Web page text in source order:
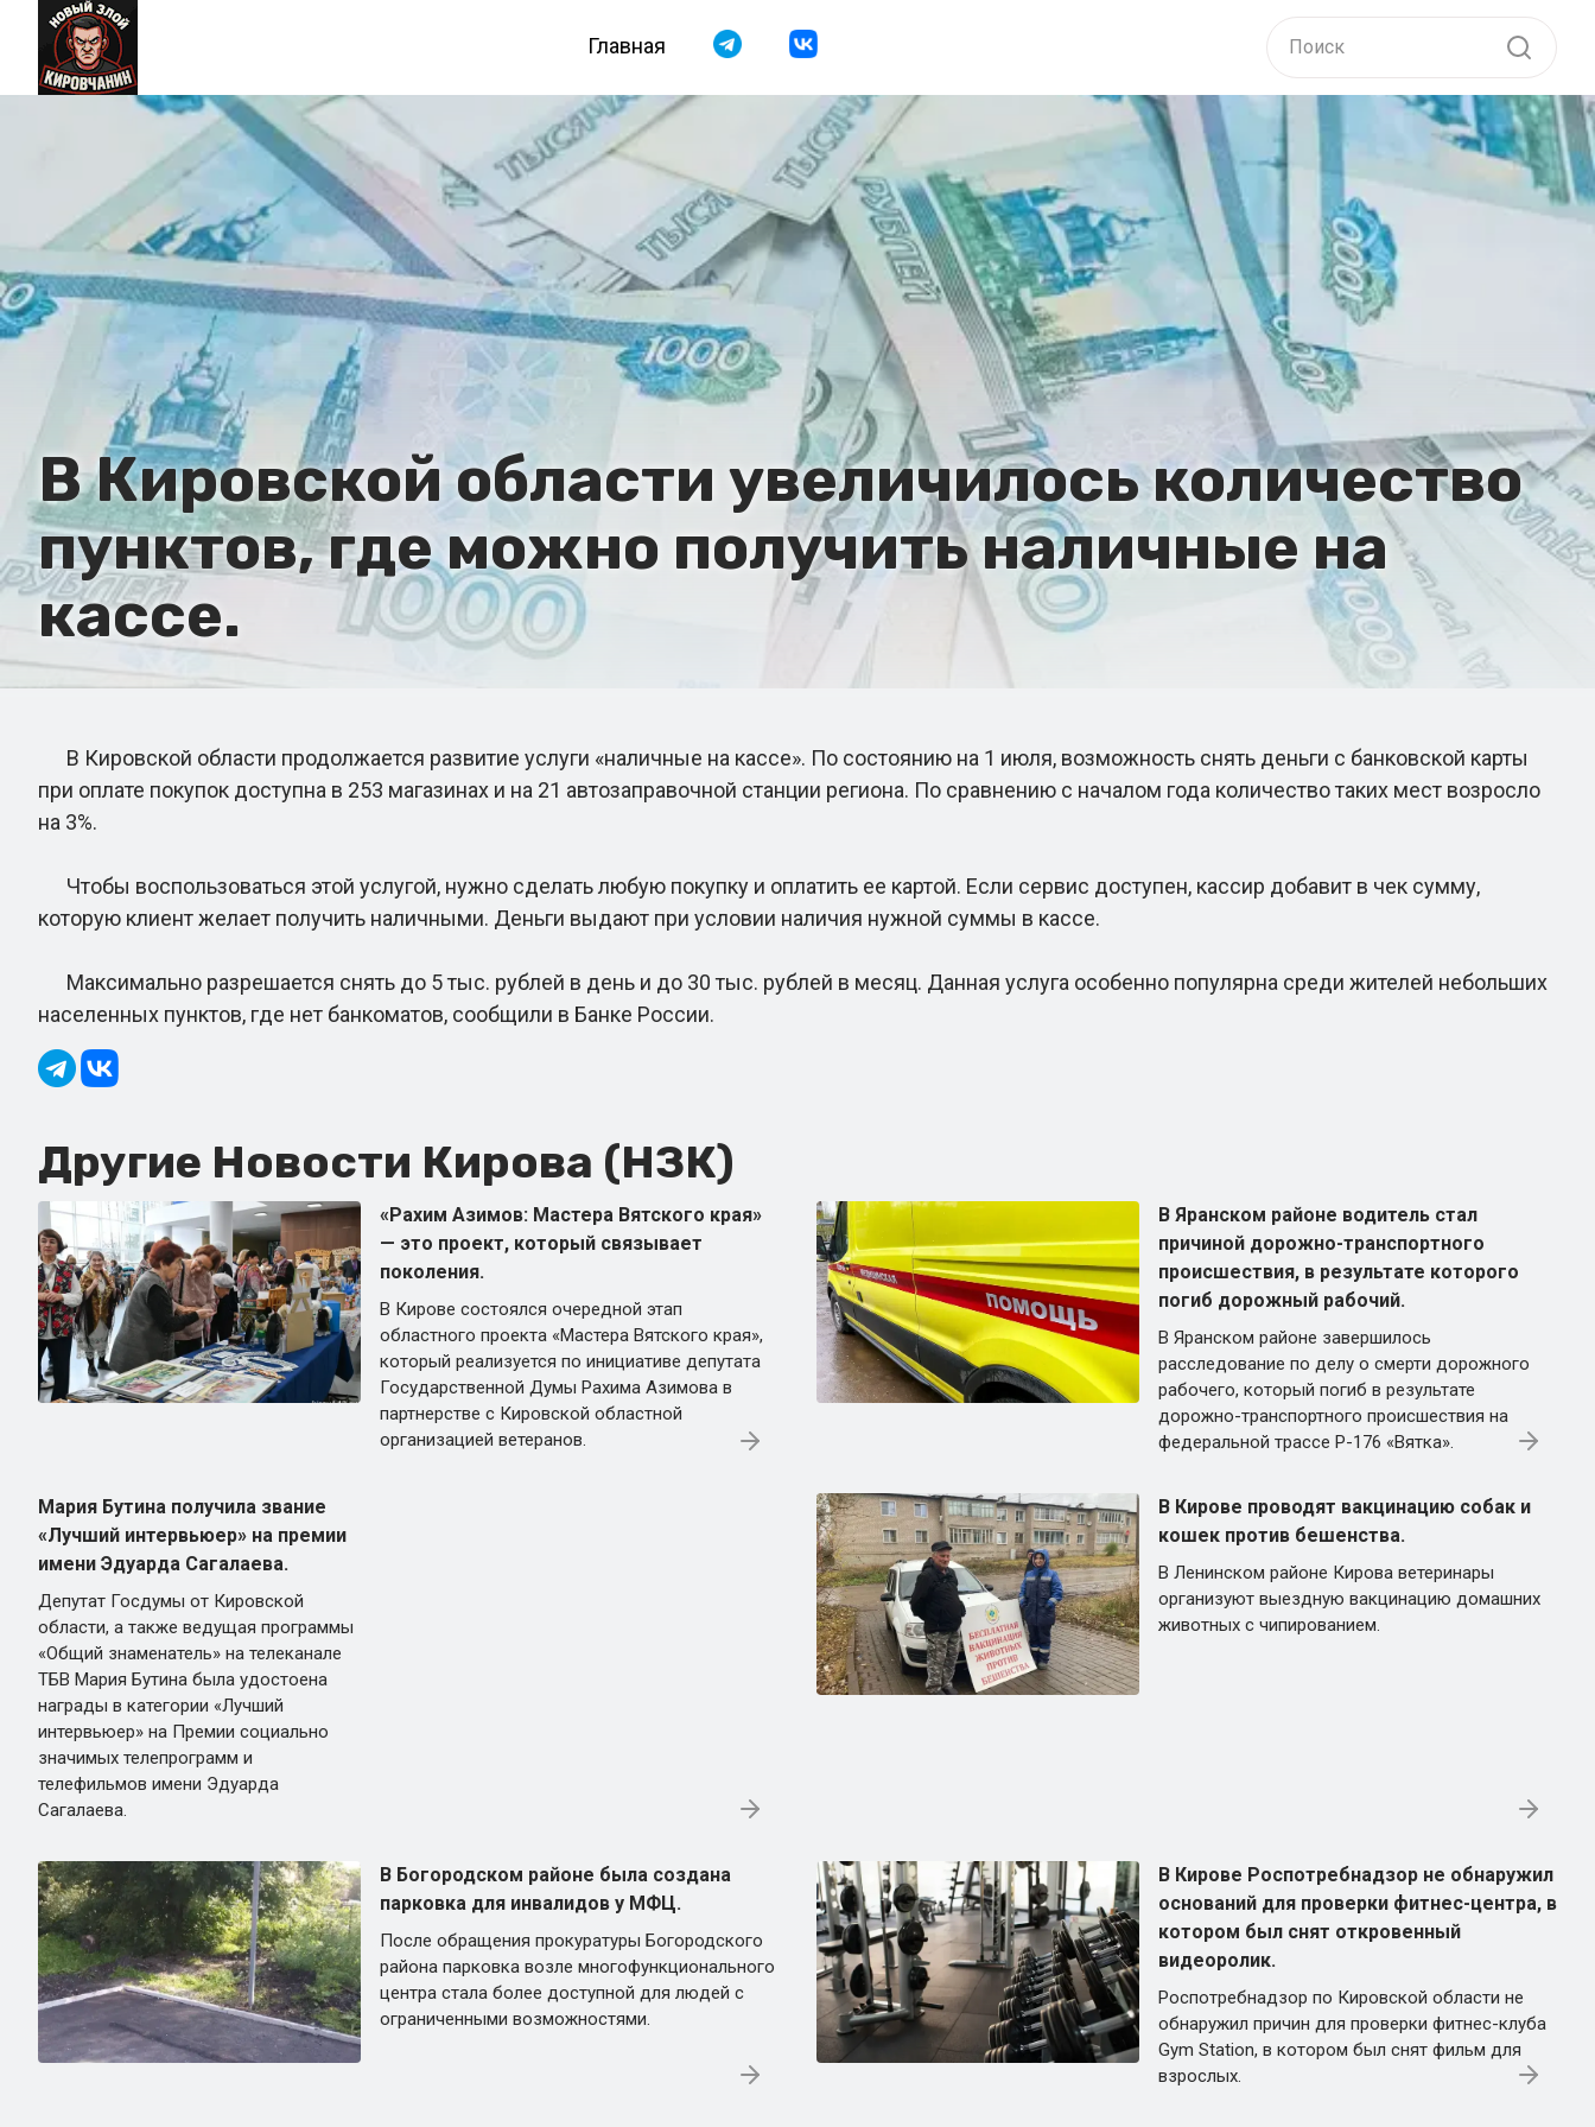
Главная
В Кировской области увеличилось количество
пунктов, где можно получить наличные на
кассе.
В Кировской области продолжается развитие услуги «наличные на кассе». По состоянию на 1 июля, возможность снять деньги с банковской карты
при оплате покупок доступна в 253 магазинах и на 21 автозаправочной станции региона. По сравнению с началом года количество таких мест возросло
на 3%.
Чтобы воспользоваться этой услугой, нужно сделать любую покупку и оплатить ее картой. Если сервис доступен, кассир добавит в чек сумму,
которую клиент желает получить наличными. Деньги выдают при условии наличия нужной суммы в кассе.
Максимально разрешается снять до 5 тыс. рублей в день и до 30 тыс. рублей в месяц. Данная услуга особенно популярна среди жителей небольших
населенных пунктов, где нет банкоматов, сообщили в Банке России.
Другие Новости Кирова (НЗК)
«Рахим Азимов: Мастера Вятского края»
— это проект, который связывает
поколения.
В Кирове состоялся очередной этап
областного проекта «Мастера Вятского края»,
который реализуется по инициативе депутата
Государственной Думы Рахима Азимова в
партнерстве с Кировской областной
организацией ветеранов.
В Яранском районе водитель стал
причиной дорожно-транспортного
происшествия, в результате которого
погиб дорожный рабочий.
В Яранском районе завершилось
расследование по делу о смерти дорожного
рабочего, который погиб в результате
дорожно-транспортного происшествия на
федеральной трассе Р-176 «Вятка».
Мария Бутина получила звание
«Лучший интервьюер» на премии
имени Эдуарда Сагалаева.
Депутат Госдумы от Кировской
области, а также ведущая программы
«Общий знаменатель» на телеканале
ТБВ Мария Бутина была удостоена
награды в категории «Лучший
интервьюер» на Премии социально
значимых телепрограмм и
телефильмов имени Эдуарда
Сагалаева.
В Кирове проводят вакцинацию собак и
кошек против бешенства.
В Ленинском районе Кирова ветеринары
организуют выездную вакцинацию домашних
животных с чипированием.
В Богородском районе была создана
парковка для инвалидов у МФЦ.
После обращения прокуратуры Богородского
района парковка возле многофункционального
центра стала более доступной для людей с
ограниченными возможностями.
В Кирове Роспотребнадзор не обнаружил
оснований для проверки фитнес-центра, в
котором был снят откровенный
видеоролик.
Роспотребнадзор по Кировской области не
обнаружил причин для проверки фитнес-клуба
Gym Station, в котором был снят фильм для
взрослых.